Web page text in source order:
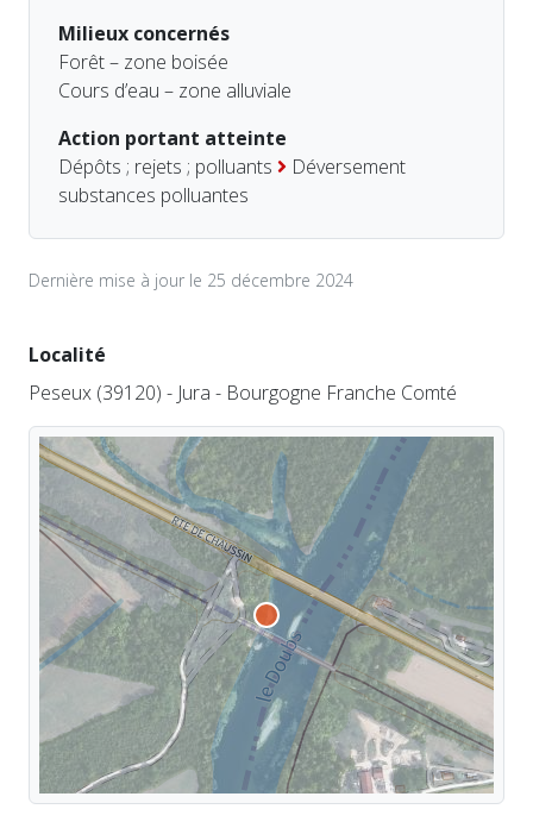
Milieux concernés
Forêt – zone boisée
Cours d’eau – zone alluviale
Action portant atteinte
Dépôts ; rejets ; polluants
Déversement
substances polluantes
Dernière mise à jour le 25 décembre 2024
Localité
Peseux (39120) - Jura - Bourgogne Franche Comté